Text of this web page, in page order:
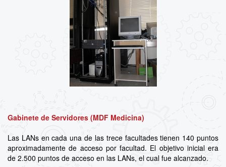
Gabinete de Servidores (MDF Medicina)
Las LANs en cada una de las trece facultades tienen 140 puntos
aproximadamente de acceso por facultad. El objetivo inicial era
de 2.500 puntos de acceso en las LANs, el cual fue alcanzado.